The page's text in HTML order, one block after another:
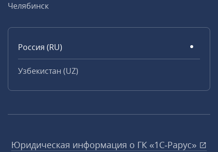
Челябинск
Россия (RU)
Узбекистан (UZ)
Юридическая информация о ГК «1С‑Рарус»